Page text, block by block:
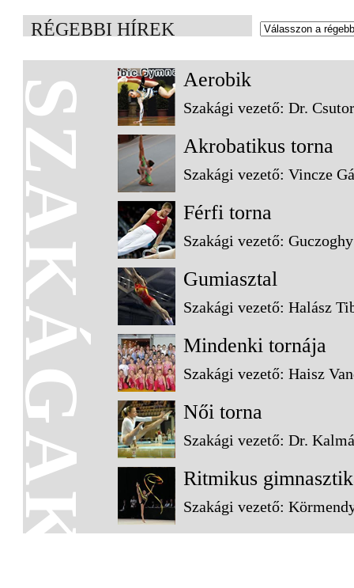
RÉGEBBI HÍREK
SZAKÁGAK Aerobik
Szakági vezető: Dr.
Akrobatikus torna
Szakági vezető: Vincze
Férfi torna
Szakági vezető:
Gumiasztal
Szakági vezető: Halász
Mindenki tornája
Szakági vezető: Haisz
Női torna
Szakági vezető: Dr.
Ritmikus
Szakági vezető: